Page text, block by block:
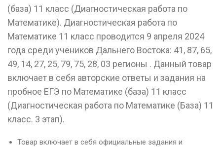
(база) 11 класс (Диагностическая работа по
Математике). Диагностическая работа по
Математике 11 класс проводится 9 апреля 2024
года среди учеников Дальнего Востока: 41, 87, 65,
49, 14, 27, 25, 79, 75, 28, 03 регионы . Данный товар
включает в себя авторские ответы и задания на
пробное ЕГЭ по Математике (база) 11 класс
(Диагностическая работа по Математике (База) 11
класс. 3 этап).
Товар включает в себя официальные задания и